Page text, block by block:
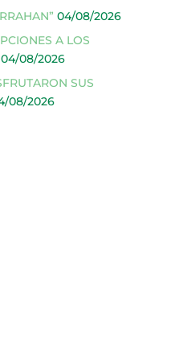
04/08/2026
A LOS
04/08/2026
SUS
08/2026